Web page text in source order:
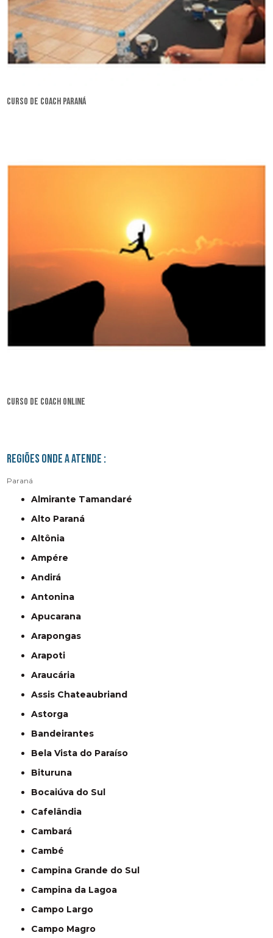
curso de coach Paraná
curso de coach online
Regiões onde a atende :
Paraná
Almirante Tamandaré
Alto Paraná
Altônia
Ampére
Andirá
Antonina
Apucarana
Arapongas
Arapoti
Araucária
Assis Chateaubriand
Astorga
Bandeirantes
Bela Vista do Paraíso
Bituruna
Bocaiúva do Sul
Cafelândia
Cambará
Cambé
Campina Grande do Sul
Campina da Lagoa
Campo Largo
Campo Magro